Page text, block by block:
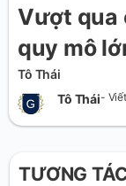
Vượt qua
quy mô
Tô Thái
Tô Thái-
TƯƠNG